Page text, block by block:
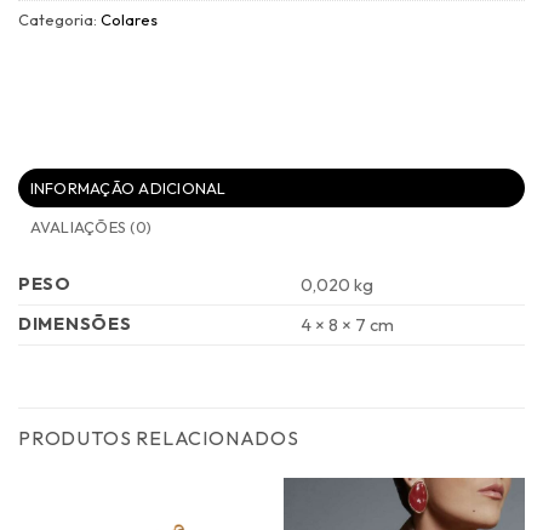
Categoria: Colares
INFORMAÇÃO ADICIONAL
AVALIAÇÕES (0)
PESO
0,020 kg
DIMENSÕES
4 × 8 × 7 cm
PRODUTOS RELACIONADOS